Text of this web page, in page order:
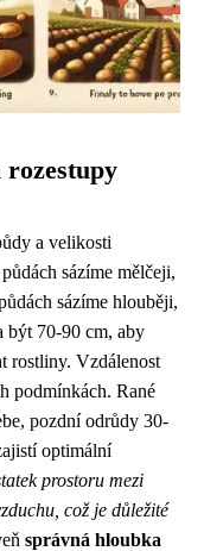
rozestupy
a velikosti
sázíme mělčeji,
sázíme hlouběji,
být 70-90 cm, aby
rostliny. Vzdálenost
podmínkách. Rané
pozdní odrůdy 30-
optimální
prostoru mezi
což je důležité
správná hloubka